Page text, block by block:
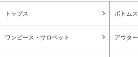
トップス ボトムス
ワンピース・サロペット アウター